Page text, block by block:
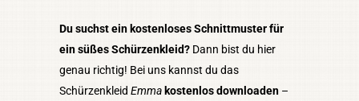
Du suchst ein kostenloses Schnittmuster für
ein süßes Schürzenkleid? Dann bist du hier
genau richtig! Bei uns kannst du das
Schürzenkleid Emma kostenlos downloaden –